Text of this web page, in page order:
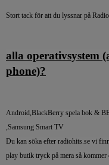
Stort tack för att du lyssnar på
alla operativsystem
phone)?
Android,BlackBerry spela bok &
,Samsung Smart TV
Du kan söka efter radiohits.se vi
play butik tryck på mera så